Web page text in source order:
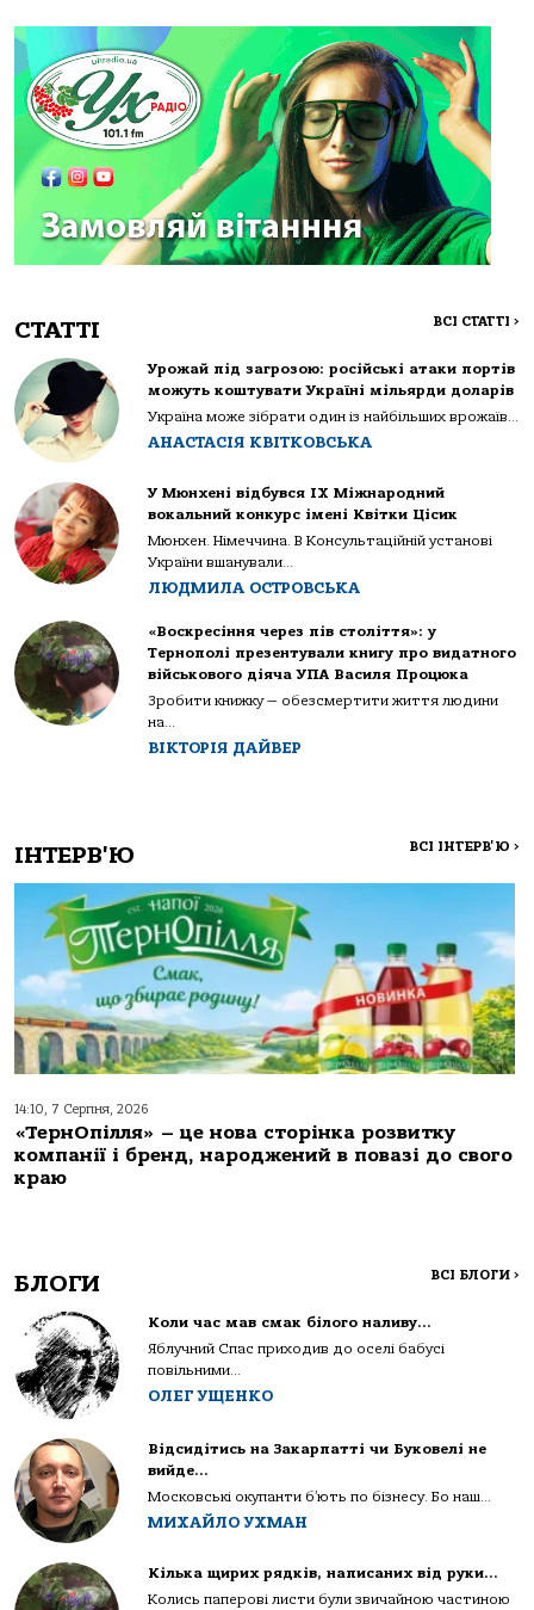
СТАТТІ ВСІ СТАТТІ >
Урожай під загрозою: російські атаки портів
можуть коштувати Україні мільярди доларів
Україна може зібрати один із найбільших врожаїв...
АНАСТАСІЯ КВІТКОВСЬКА
У Мюнхені відбувся IX Міжнародний
вокальний конкурс імені Квітки Цісик
Мюнхен. Німеччина. В Консультаційній установі
України вшанували...
ЛЮДМИЛА ОСТРОВСЬКА
«Воскресіння через пів століття»: у
Тернополі презентували книгу про видатного
військового діяча УПА Василя Процюка
Зробити книжку — обезсмертити життя людини
на...
ВІКТОРІЯ ДАЙВЕР
ІНТЕРВ'Ю ВСІ ІНТЕРВ'Ю >
14:10, 7 Серпня, 2026
«ТернОпілля» – це нова сторінка розвитку
компанії і бренд, народжений в повазі до свого
краю
БЛОГИ ВСІ БЛОГИ >
Коли час мав смак білого наливу…
Яблучний Спас приходив до оселі бабусі
повільними...
ОЛЕГ УЩЕНКО
Відсидітись на Закарпатті чи Буковелі не
вийде…
Московські окупанти б’ють по бізнесу. Бо наш...
МИХАЙЛО УХМАН
Кілька щирих рядків, написаних від руки…
Колись паперові листи були звичайною частиною